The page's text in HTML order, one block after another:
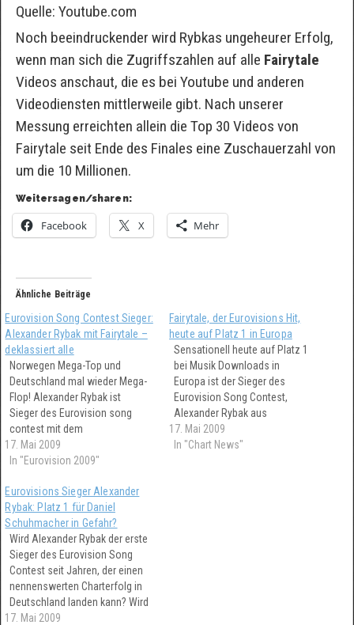
Quelle: Youtube.com
Noch beeindruckender wird Rybkas ungeheurer Erfolg,
wenn man sich die Zugriffszahlen auf alle Fairytale
Videos anschaut, die es bei Youtube und anderen
Videodiensten mittlerweile gibt. Nach unserer
Messung erreichten allein die Top 30 Videos von
Fairytale seit Ende des Finales eine Zuschauerzahl von
um die 10 Millionen.
Weitersagen/sharen:
Facebook X Mehr
Ähnliche Beiträge
Eurovision Song Contest Sieger:
Alexander Rybak mit Fairytale –
deklassiert alle
Norwegen Mega-Top und
Deutschland mal wieder Mega-
Flop! Alexander Rybak ist
Sieger des Eurovision song
contest mit dem
selbstkomponierten Song
Fairytale! Deutschland
schrammte ganz knapp am
letzten Platz vorbei...
17. Mai 2009
In "Eurovision 2009"
Fairytale, der Eurovisions Hit,
heute auf Platz 1 in Europa
Sensationell heute auf Platz 1
bei Musik Downloads in
Europa ist der Sieger des
Eurovision Song Contest,
Alexander Rybak aus
Norwegen, mit dem Pop-Folk
Song Fairytale. Ganz knapp
17. Mai 2009
In "Chart News"
Eurovisions Sieger Alexander
Rybak: Platz 1 für Daniel
Schuhmacher in Gefahr?
Wird Alexander Rybak der erste
Sieger des Eurovision Song
Contest seit Jahren, der einen
nennenswerten Charterfolg in
Deutschland landen kann? Wird
er vielleicht sogar Daniel
17. Mai 2009